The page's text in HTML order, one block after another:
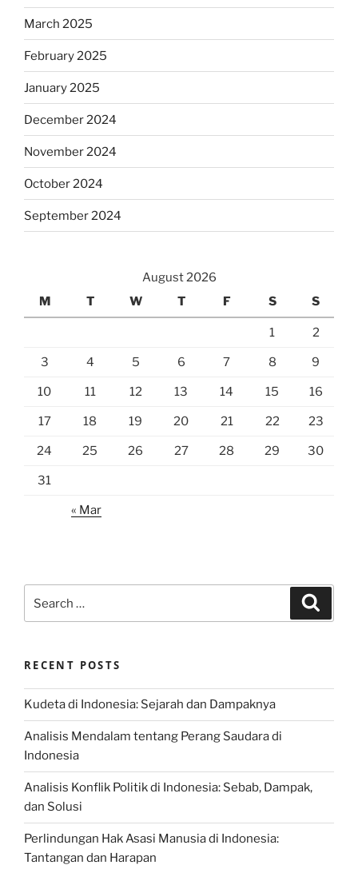
March 2025
February 2025
January 2025
December 2024
November 2024
October 2024
September 2024
August 2026
M
T W T F S S
1 2
3 4 5 6 7 8 9
10 11 12 13 14 15 16
17 18 19 20 21 22 23
24 25 26 27 28 29 30
31
« Mar
for:
RECENT POSTS
Kudeta di Indonesia: Sejarah dan Dampaknya
Analisis Mendalam tentang Perang Saudara di
Indonesia
Analisis Konflik Politik di Indonesia: Sebab, Dampak,
dan Solusi
Perlindungan Hak Asasi Manusia di Indonesia:
Tantangan dan Harapan